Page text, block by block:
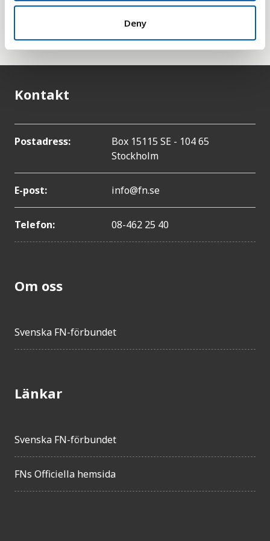
Deny
gemensamt mål att dödsfallen bland nyfödda ska
vara högst 12 per 1000 levande födda och bland
Kontakt
Postadress:
Box 15115 SE - 104 65
Stockholm
E-post: info@fn.se
Telefon: 08-462 25 40
Om oss
Svenska FN-förbundet
Länkar
Svenska FN-förbundet
FNs Officiella hemsida